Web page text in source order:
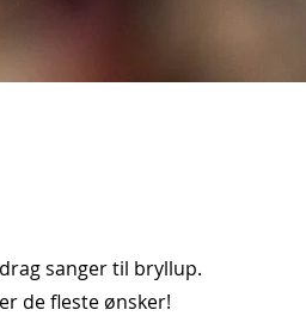
sanger til bryllup.
de fleste ønsker!